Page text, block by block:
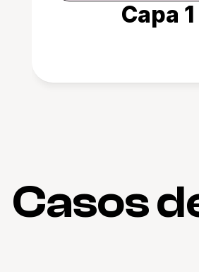
Capa 1
Casos